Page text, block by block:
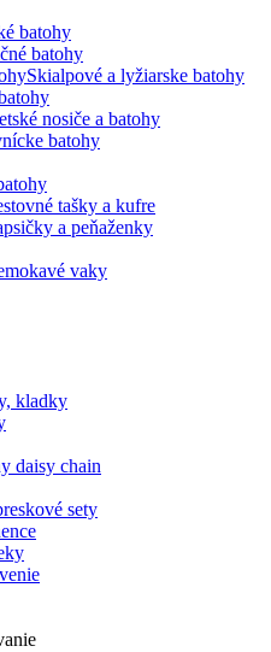
batohy
batohy
Skialpové a lyžiarske batohy
nosiče a batohy
batohy
tašky a kufre
a peňaženky
vaky
kladky
daisy chain
sety